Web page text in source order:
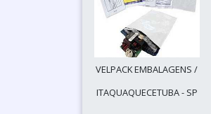
VELPACK EMBALAGENS /
ITAQUAQUECETUBA - SP